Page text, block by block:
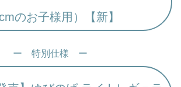
お子様用）【新】
ー 特別仕様 ー